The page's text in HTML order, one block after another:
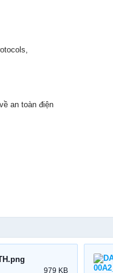
an toàn điện
979 KB